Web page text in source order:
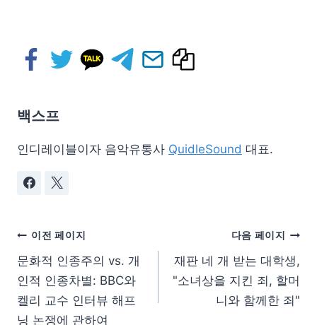
백스프
인디레이블이자 음악유통사 QuidleSound 대표.
이전 페이지
문화적 인종주의 vs. 개
인적 인종차별: BBC와
켈리 교수 인터뷰 해프
닝 논쟁에 관하여
다음 페이지
재판 네 개 받는 대학생,
"소녀상을 지킨 죄, 할머
니와 함께한 죄"